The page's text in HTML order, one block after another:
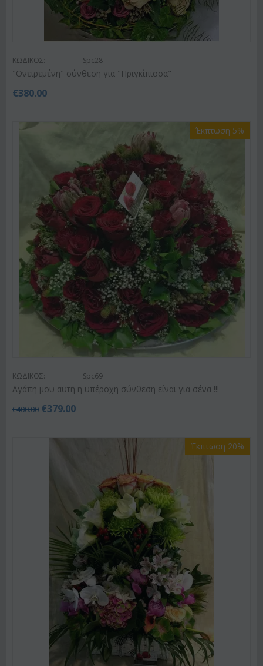
ΚΩΔΙΚΟΣ: Spc28
"Ονειρεμένη" σύνθεση για "Πριγκίπισσα"
€380.00
Έκπτωση 5%
ΚΩΔΙΚΟΣ: Spc69
Αγάπη μου αυτή η υπέροχη σύνθεση είναι για σένα !!!
€400.00 €379.00
Έκπτωση 20%